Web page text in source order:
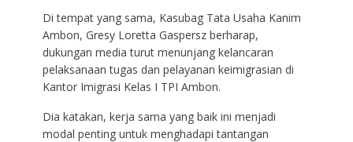
Di tempat yang sama, Kasubag Tata Usaha Kanim
Ambon, Gresy Loretta Gaspersz berharap,
dukungan media turut menunjang kelancaran
pelaksanaan tugas dan pelayanan keimigrasian di
Kantor Imigrasi Kelas I TPI Ambon.
Dia katakan, kerja sama yang baik ini menjadi
modal penting untuk menghadapi tantangan